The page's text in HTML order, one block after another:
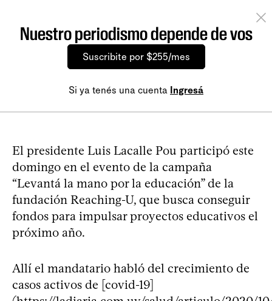
Nuestro periodismo depende de vos
Suscribite por $255/mes
Si ya tenés una cuenta Ingresá
El presidente Luis Lacalle Pou participó este
domingo en el evento de la campaña
“Levantá la mano por la educación” de la
fundación Reaching-U, que busca conseguir
fondos para impulsar proyectos educativos el
próximo año.
Allí el mandatario habló del crecimiento de
casos activos de [covid-19]